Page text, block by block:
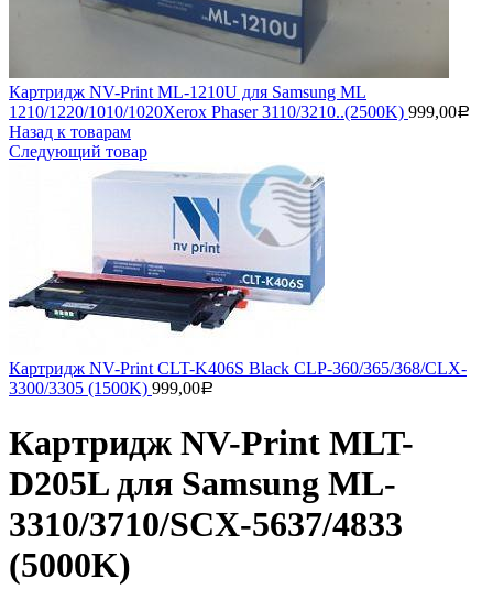
Картридж NV-Print ML-1210U для Samsung ML
1210/1220/1010/1020Xerox Phaser 3110/3210..(2500K) 999,00Р
Назад к товарам
Следующий товар
Картридж NV-Print CLT-K406S Black CLP-360/365/368/CLX-
3300/3305 (1500K) 999,00Р
Картридж NV-Print MLT-
D205L для Samsung ML-
3310/3710/SCX-5637/4833
(5000K)